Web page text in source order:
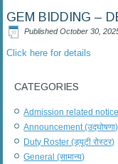
GEM BIDDING –
Published October 30,
Click here for details
CATEGORIES
Admission related notice
Announcement (उद्घोषणा)
Duty Roster (ड्यूटी रोस्टर)
General (सामान्य)